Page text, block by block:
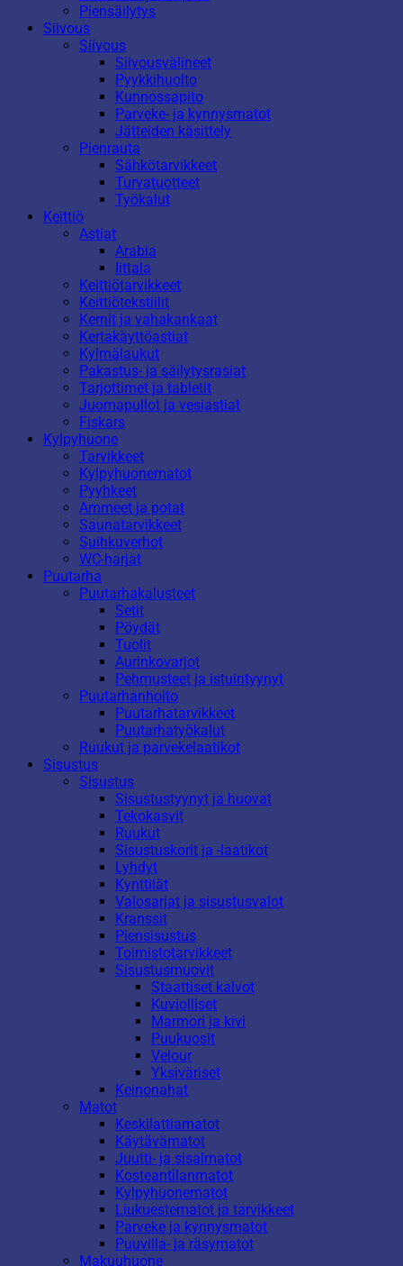
Piensäilytys
Siivous
Siivous
Siivousvälineet
Pyykkihuolto
Kunnossapito
Parveke- ja kynnysmatot
Jätteiden käsittely
Pienrauta
Sähkötarvikkeet
Turvatuotteet
Työkalut
Keittiö
Astiat
Arabia
Iittala
Keittiötarvikkeet
Keittiötekstiilit
Kernit ja vahakankaat
Kertakäyttöastiat
Kylmälaukut
Pakastus- ja säilytysrasiat
Tarjottimet ja tabletit
Juomapullot ja vesiastiat
Fiskars
Kylpyhuone
Tarvikkeet
Kylpyhuonematot
Pyyhkeet
Ammeet ja potat
Saunatarvikkeet
Suihkuverhot
WC-harjat
Puutarha
Puutarhakalusteet
Setit
Pöydät
Tuolit
Aurinkovarjot
Pehmusteet ja istuintyynyt
Puutarhanhoito
Puutarhatarvikkeet
Puutarhatyökalut
Ruukut ja parvekelaatikot
Sisustus
Sisustus
Sisustustyynyt ja huovat
Tekokasvit
Ruukut
Sisustuskorit ja -laatikot
Lyhdyt
Kynttilät
Valosarjat ja sisustusvalot
Kranssit
Piensisustus
Toimistotarvikkeet
Sisustusmuovit
Staattiset kalvot
Kuviolliset
Marmori ja kivi
Puukuosit
Velour
Yksiväriset
Keinonahat
Matot
Keskilattiamatot
Käytävämatot
Juutti- ja sisalmatot
Kosteantilanmatot
Kylpyhuonematot
Liukuestematot ja tarvikkeet
Parveke ja kynnysmatot
Puuvilla- ja räsymatot
Makuuhuone